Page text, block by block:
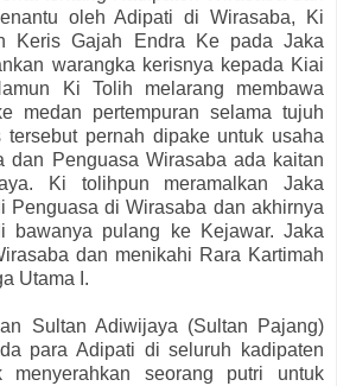
oleh Adipati di Wirasaba, Ki
Keris Gajah Endra Ke pada Jaka
warangka kerisnya kepada Kiai
Ki Tolih melarang membawa
medan pertempuran selama tujuh
tersebut pernah dipake untuk usaha
dan Penguasa Wirasaba ada kaitan
Ki tolihpun meramalkan Jaka
Penguasa di Wirasaba dan akhirnya
bawanya pulang ke Kejawar. Jaka
dan menikahi Rara Kartimah
Utama I.
Sultan Adiwijaya (Sultan Pajang)
para Adipati di seluruh kadipaten
menyerahkan seorang putri untuk